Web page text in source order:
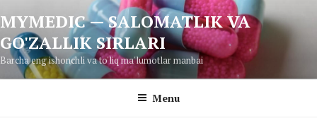
to
content
MYMEDIC — SALOMATLIK VA
GO'ZALLIK SIRLARI
Barcha eng ishonchli va to'liq ma'lumotlar manbai
Menu